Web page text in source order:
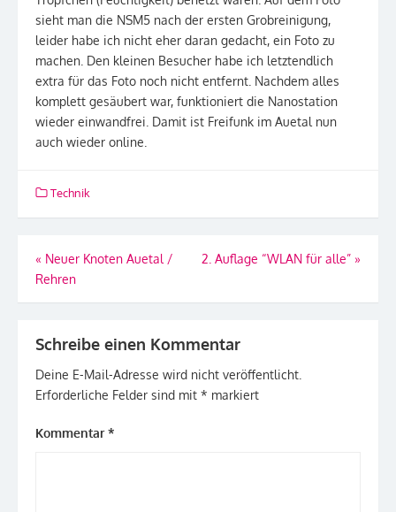
sieht man die NSM5 nach der ersten Grobreinigung,
leider habe ich nicht eher daran gedacht, ein Foto zu
machen. Den kleinen Besucher habe ich letztendlich
extra für das Foto noch nicht entfernt. Nachdem alles
komplett gesäubert war, funktioniert die Nanostation
wieder einwandfrei. Damit ist Freifunk im Auetal nun
auch wieder online.
Technik
Beitragsnavigation
« Neuer Knoten Auetal /
Rehren
2. Auflage “WLAN für alle” »
Schreibe einen Kommentar
Deine E-Mail-Adresse wird nicht veröffentlicht.
Erforderliche Felder sind mit * markiert
Kommentar*